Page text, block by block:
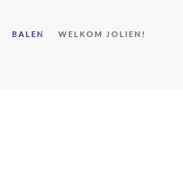
BALEN WELKOM JOLIEN!